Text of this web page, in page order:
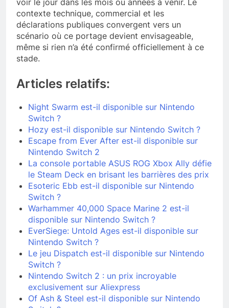
contexte technique, commercial et les
déclarations publiques convergent vers un
scénario où ce portage devient envisageable,
même si rien n’a été confirmé officiellement à ce
stade.
Articles relatifs:
Night Swarm est-il disponible sur Nintendo
Switch ?
Hozy est-il disponible sur Nintendo Switch ?
Escape from Ever After est-il disponible sur
Nintendo Switch 2
La console portable ASUS ROG Xbox Ally défie
le Steam Deck en brisant les barrières des prix
Esoteric Ebb est-il disponible sur Nintendo
Switch ?
Warhammer 40,000 Space Marine 2 est-il
disponible sur Nintendo Switch ?
EverSiege: Untold Ages est-il disponible sur
Nintendo Switch ?
Le jeu Dispatch est-il disponible sur Nintendo
Switch ?
Nintendo Switch 2 : un prix incroyable
exclusivement sur Aliexpress
Of Ash & Steel est-il disponible sur Nintendo